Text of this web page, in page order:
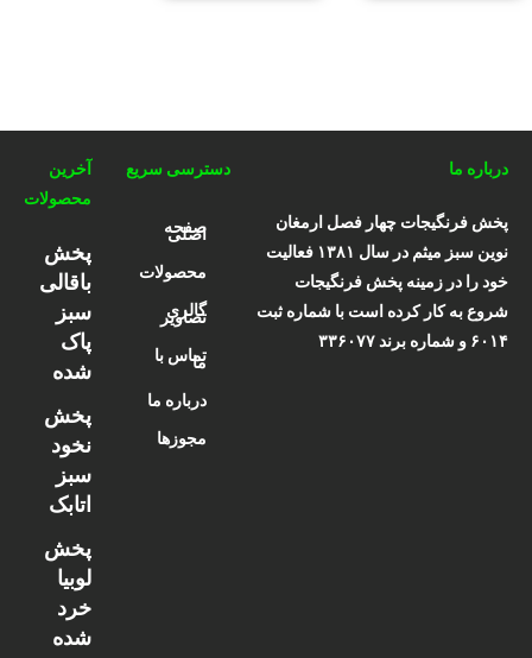
درباره ما
پخش فرنگیجات چهار فصل ارمغان
نوین سبز میثم در سال ۱۳۸۱ فعالیت
خود را در زمینه پخش فرنگیجات
شروع به کار کرده است با شماره ثبت
۶۰۱۴ و شماره برند ۳۳۶۰۷۷
دسترسی سریع
صفحه
اصلی
محصولات
گالری
تصاویر
تماس با
ما
درباره ما
مجوزها
آخرین
محصولات
پخش
باقالی
سبز
پاک
شده
پخش
نخود
سبز
اتابک
پخش
لوبیا
خرد
شده